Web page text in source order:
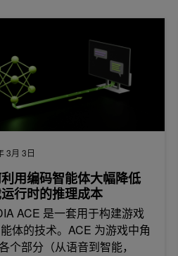
3月 3日
用编码智能体大幅降低
行时的推理成本
ACE 是一套用于构建游戏
体的技术。ACE 为游戏中角
个部分（从语音到智能，